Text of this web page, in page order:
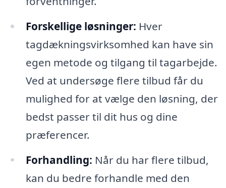
Forskellige løsninger: Hver
tagdækningsvirksomhed kan have sin
egen metode og tilgang til tagarbejde.
Ved at undersøge flere tilbud får du
mulighed for at vælge den løsning, der
bedst passer til dit hus og dine
præferencer.
Forhandling: Når du har flere tilbud,
kan du bedre forhandle med den